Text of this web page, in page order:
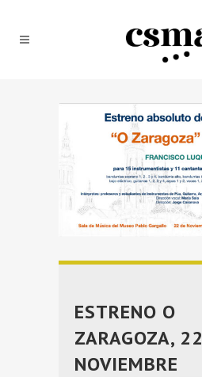
ESTRENO O
ZARAGOZA, 22
NOVIEMBRE